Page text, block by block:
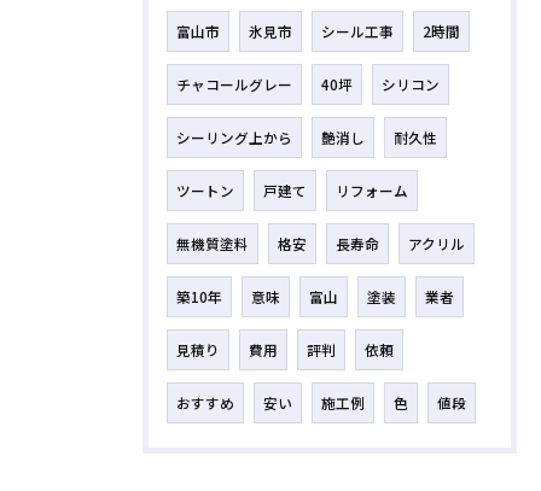
富山市 氷見市 シール工事 2時間
チャコールグレー 40坪 シリコン
シーリング上から 艶消し 耐久性
ツートン 戸建て リフォーム
無機質塗料 格安 長寿命 アクリル
築10年 意味 富山 塗装 業者
見積り 費用 評判 依頼
おすすめ 安い 施工例 色 値段